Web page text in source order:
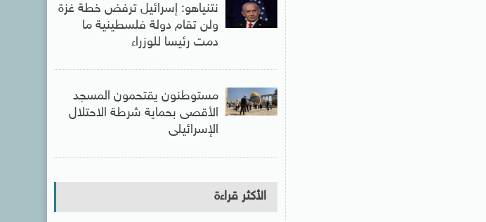
نتنياهو: إسرائيل ترفض خطة غزة
ولن تقام دولة فلسطينية ما
دمت رئيسا للوزراء
مستوطنون يقتحمون المسجد
الأقصى بحماية شرطة الاحتلال
الإسرائيلى
الأكثر قراءة